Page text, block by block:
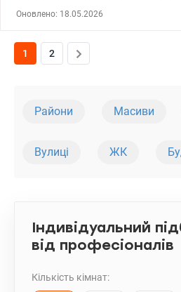
артерій, станцій метро та розвиненої
80 Valion.ua/1128720
Оновлено: 18.05.2026
1 2
Райони Масиви
Вулиці ЖК
Індивідуальний
від професіоналів
Кількість кімнат: